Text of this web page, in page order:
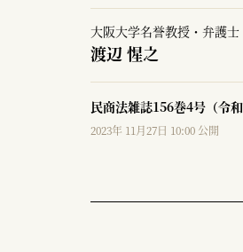
大阪大学名誉教授・弁護士
渡辺 惺之
民商法雑誌156巻4号（令
2023年 11月27日 10:00 公開